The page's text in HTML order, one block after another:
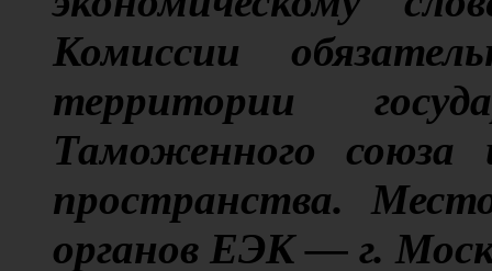
Комиссии
территории
Таможенного союза
пространства.
органов ЕЭК — г.